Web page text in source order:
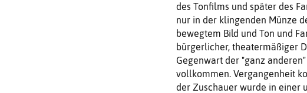
des Tonfilms und später des
nur in der klingen­den Münze
bewegtem Bild und Ton und
bürgerli­cher, theatermäßiger
Gegenwart der "ganz
vollkommen. Vergangen­heit
der Zu­schauer wurde in einer